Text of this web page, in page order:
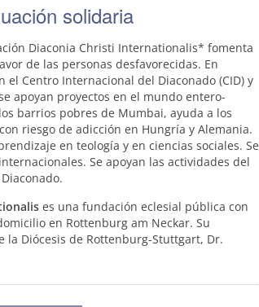
solidaria
Diaconia Christi Internationalis* fomenta
de las personas desfavorecidas. En
el Centro Internacional del Diaconado (CID) y
apoyan proyectos en el mundo entero-
barrios pobres de Mumbai, ayuda a los
riesgo de adicción en Hungría y Alemania.
en teología y en ciencias sociales. Se
Se apoyan las actividades del
es una fundación eclesial pública con
en Rottenburg am Neckar. Su
la Diócesis de Rottenburg-Stuttgart, Dr.